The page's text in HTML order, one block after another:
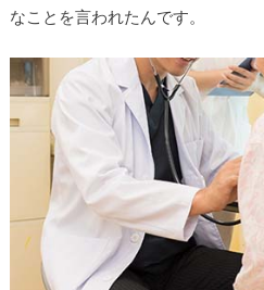
なことを言われたんです。